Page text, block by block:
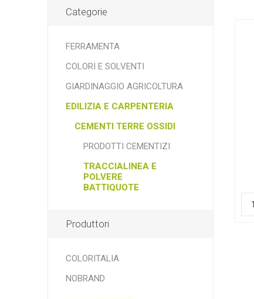
Categorie
FERRAMENTA
COLORI E SOLVENTI
GIARDINAGGIO AGRICOLTURA
EDILIZIA E CARPENTERIA
CEMENTI TERRE OSSIDI
PRODOTTI CEMENTIZI
TRACCIALINEA E
POLVERE
BATTIQUOTE
Produttori
COLORITALIA
NOBRAND